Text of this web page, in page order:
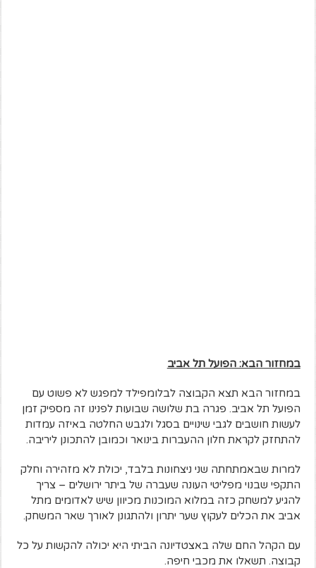
במחזור הבא: הפועל תל אביב
במחזור הבא תצא הקבוצה לבלומפילד למפגש לא פשוט עם
הפועל תל אביב. פגרה בת שלושה שבועות לפנינו זה מספיק זמן
לעשות חושבים לגבי שינויים בסגל ולגבש החלטה באיזה עמדות
להתחזק לקראת חלון ההעברות בינואר וכמובן להתכונן ליריבה.
למרות שבאמתחתה שני ניצחונות בלבד, יכולת לא מזהירה וחלק
התקפי שבנוי מפליטי העונה שעברה של ביתר ירושלים – צריך
להגיע למשחק כזה במלוא המוכנות מכיוון שיש לאדומים מתל
אביב את הכלים לעקוץ שער יתרון ולהתגונן לאורך שאר המשחק.
עם הקהל החם שלה באצטדיונה הביתי היא יכולה להקשות על כל
קבוצה. תשאלו את מכבי חיפה.